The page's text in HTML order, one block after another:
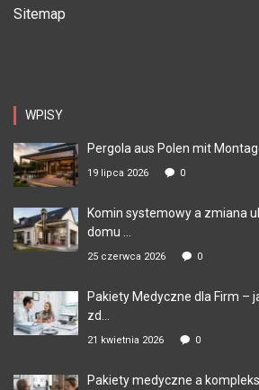
Sitemap
WPISY
Pergola aus Polen mit
19 lipca 2026 0
Komin systemowy a zmiana
domu ...
25 czerwca 2026 0
Pakiety Medyczne dla Firm –
zd...
21 kwietnia 2026 0
Pakiety medyczne a